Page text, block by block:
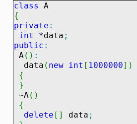
class
A
{
private :
int
*data ;
public :
A ( ) :
data ( new int [ 1000000] )
{
}
~A ( )
{
delete [ ] data ;